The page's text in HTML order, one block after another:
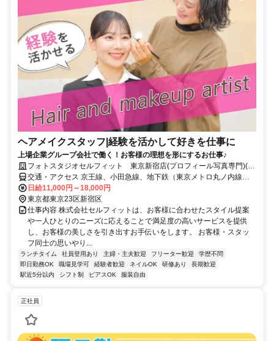
ヘアメイクスタッフ|経験を活かして好きを仕事に
上場企業グループ会社で働く！お客様の理想を形にするお仕事♪
フォトスタジオセルフィット 東京新宿店(プロフィール写真専門)(株
式会社セルフィット)
交通・アクセス 京王線、小田急線、地下鉄（東京メトロ丸ノ内線・
都営新宿線）「新宿駅」下車、徒歩5分／都営大江戸線「都庁前駅」
下車、A2出口より徒歩3分／西武新宿線「西武新宿駅」下車、徒歩10
分
日給11,000円～18,000円
東京都東京23区新宿区
仕事内容 株式会社セルフィットは、お客様に合わせたスタイル提案
や一人ひとりのニーズに応えることで満足度の高いサービスを提供
し、お客様の美しさを引き出すお手伝いをします。 お客様・スタッ
フ同士の思いやり...
ランチタイム 社員登用あり 主婦・主夫歓迎 フリーター歓迎
学歴不問
即日勤務OK
職場見学可 経験者歓迎 ネイルOK 研修あり
長期歓迎
駅近5分以内
シフト制 ピアスOK 服装自由
正社員